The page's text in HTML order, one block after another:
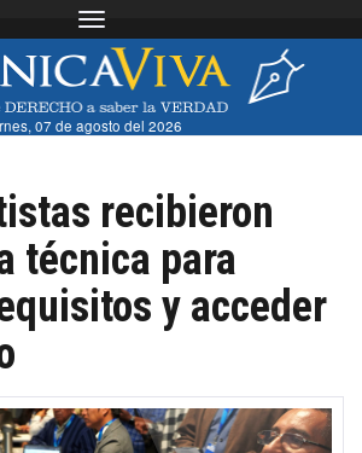
Toggle navigation
07 de agosto del 2026
recibieron
técnica para
y acceder